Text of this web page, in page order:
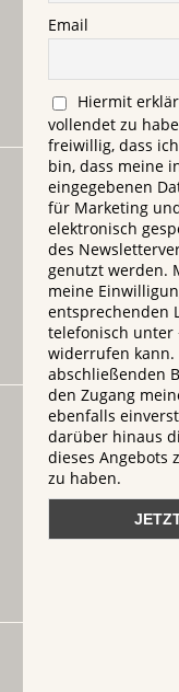
Email
Hiermit
vollendet zu
freiwillig, dass
bin, dass meine
eingegebenen
für Marketing
elektronisch
des
genutzt werden.
meine
entsprechenden
telefonisch unter
widerrufen
abschließenden
den Zugang
ebenfalls
darüber hinaus
dieses Angebots
zu haben.